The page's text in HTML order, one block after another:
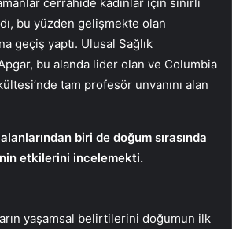
bu yüzden gelişmekte olan
geçiş yaptı. Ulusal Sağlık
bu alanda lider olan ve Columbia
tam profesör unvanını alan
biri de doğum sırasında
etkilerini incelemekti.
yaşamsal belirtilerini doğumun ilk